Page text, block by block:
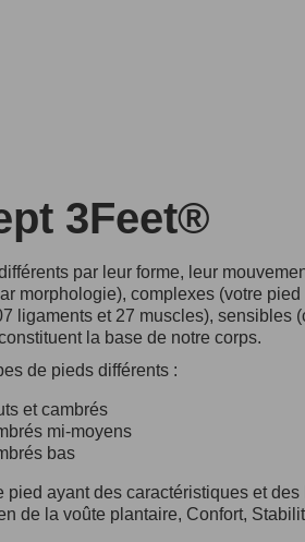
3Feet®
par leur forme, leur
morphologie), complexes (votre
ligaments et 27 muscles), sensibles
la base de notre corps.
de pieds différents :
et cambrés
mi-moyens
bas
pied ayant des caractéristiques et des
de la voûte plantaire, Confort,